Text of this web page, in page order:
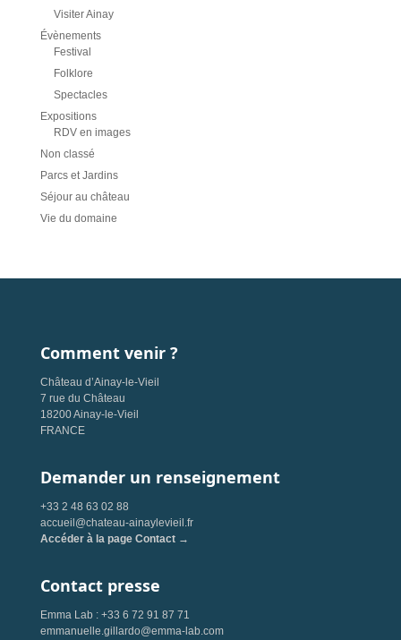
Visiter Ainay
Évènements
Festival
Folklore
Spectacles
Expositions
RDV en images
Non classé
Parcs et Jardins
Séjour au château
Vie du domaine
Comment venir ?
Château d’Ainay-le-Vieil
7 rue du Château
18200 Ainay-le-Vieil
FRANCE
Demander un renseignement
+33 2 48 63 02 88
accueil@chateau-ainaylevieil.fr
Accéder à la page Contact →
Contact presse
Emma Lab : +33 6 72 91 87 71
emmanuelle.gillardo@emma-lab.com